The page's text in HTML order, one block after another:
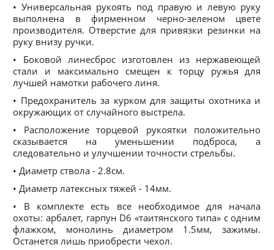
• Универсальная рукоять под правую и левую руку
выполнена в фирменном черно-зеленом цвете
производителя. Отверстие для привязки резинки на
руку внизу ручки.
• Боковой линесброс изготовлен из нержавеющей
стали и максимально смещен к торцу ружья для
лучшей намотки рабочего линя.
• Предохранитель за курком для защиты охотника и
окружающих от случайного выстрела.
• Расположение торцевой рукоятки положительно
сказывается на уменьшении подброса, а
следовательно и улучшении точности стрельбы.
• Диаметр ствола - 2.8см.
• Диаметр латексных тяжей - 14мм.
• В комплекте есть все необходимое для начала
охоты: арбалет, гарпун D6 «таитянского типа» с одним
флажком, монолинь диаметром 1.5мм, зажимы.
Останется лишь приобрести чехол.